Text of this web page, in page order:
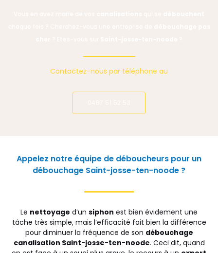
Contactez-nous par téléphone au
Appelez notre équipe de déboucheurs pour un
débouchage Saint-josse-ten-noode ?
Le nettoyage d’un siphon est bien évidement une
tâche très simple, mais l’efficacité fait bien la différence
pour diminuer la fréquence de son débouchage
canalisation Saint-josse-ten-noode. Ceci dit, quand